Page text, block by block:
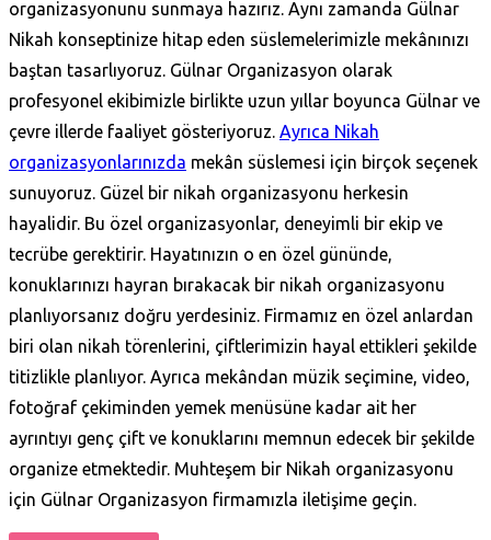
organizasyonunu sunmaya hazırız. Aynı zamanda Gülnar
Nikah konseptinize hitap eden süslemelerimizle mekânınızı
baştan tasarlıyoruz. Gülnar Organizasyon olarak
profesyonel ekibimizle birlikte uzun yıllar boyunca Gülnar ve
çevre illerde faaliyet gösteriyoruz. Ayrıca Nikah
organizasyonlarınızda mekân süslemesi için birçok seçenek
sunuyoruz. Güzel bir nikah organizasyonu herkesin
hayalidir. Bu özel organizasyonlar, deneyimli bir ekip ve
tecrübe gerektirir. Hayatınızın o en özel gününde,
konuklarınızı hayran bırakacak bir nikah organizasyonu
planlıyorsanız doğru yerdesiniz. Firmamız en özel anlardan
biri olan nikah törenlerini, çiftlerimizin hayal ettikleri şekilde
titizlikle planlıyor. Ayrıca mekândan müzik seçimine, video,
fotoğraf çekiminden yemek menüsüne kadar ait her
ayrıntıyı genç çift ve konuklarını memnun edecek bir şekilde
organize etmektedir. Muhteşem bir Nikah organizasyonu
için Gülnar Organizasyon firmamızla iletişime geçin.